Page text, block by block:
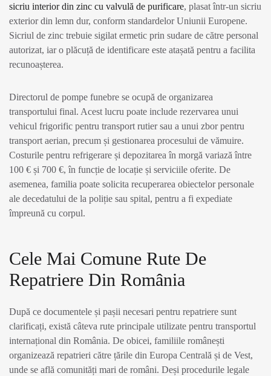
sicriu interior din zinc cu valvulă de purificare, plasat într-un sicriu
exterior din lemn dur, conform standardelor Uniunii Europene.
Sicriul de zinc trebuie sigilat ermetic prin sudare de către personal
autorizat, iar o plăcuță de identificare este atașată pentru a facilita
recunoașterea.
Directorul de pompe funebre se ocupă de organizarea
transportului final. Acest lucru poate include rezervarea unui
vehicul frigorific pentru transport rutier sau a unui zbor pentru
transport aerian, precum și gestionarea procesului de vămuire.
Costurile pentru refrigerare și depozitarea în morgă variază între
100 € și 700 €, în funcție de locație și serviciile oferite. De
asemenea, familia poate solicita recuperarea obiectelor personale
ale decedatului de la poliție sau spital, pentru a fi expediate
împreună cu corpul.
Cele Mai Comune Rute De
Repatriere Din România
După ce documentele și pașii necesari pentru repatriere sunt
clarificați, există câteva rute principale utilizate pentru transportul
internațional din România. De obicei, familiile românești
organizează repatrieri către țările din Europa Centrală și de Vest,
unde se află comunități mari de români. Deși procedurile legale